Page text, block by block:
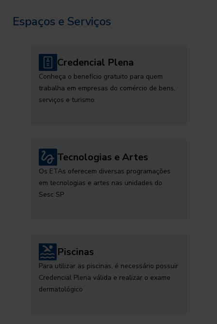
Espaços e Serviços
Credencial Plena
Conheça o benefício gratuito para quem
trabalha em empresas do comércio de bens,
serviços e turismo
Tecnologias e Artes
Os ETAs oferecem diversas programações
em tecnologias e artes nas unidades do
Sesc SP
Piscinas
Para utilizar as piscinas, é necessário possuir
Credencial Plena válida e realizar o exame
dermatológico